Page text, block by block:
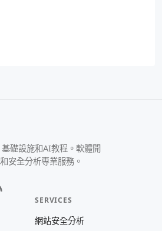
礎設施和AI教程。軟體開
安全分析專業服務。
SERVICES
網站安全分析